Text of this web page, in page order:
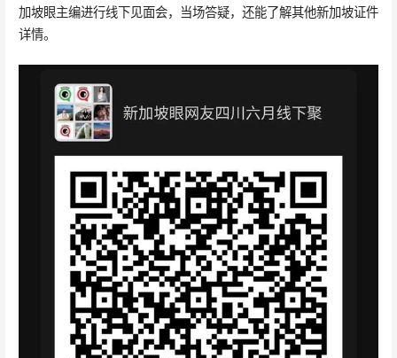
加坡眼主编进行线下见面会，当场答疑，还能了解其他新加坡证件
详情。